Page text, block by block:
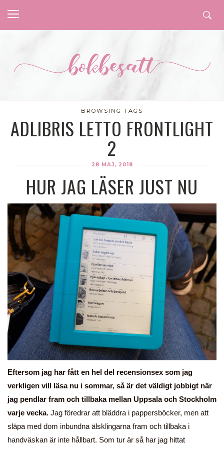
BROWSING TAGS
ADLIBRIS LETTO FRONTLIGHT
2
28 MAJ, 2018
HUR JAG LÄSER JUST NU
Eftersom jag har fått en hel del recensionsex som jag
verkligen vill läsa nu i sommar, så är det väldigt jobbigt när
jag pendlar fram och tillbaka mellan Uppsala och Stockholm
varje vecka. Jag föredrar att bläddra i pappersböcker, men att
släpa med dom inbundna älsklingarna fram och tillbaka i
handväskan är inte hållbart. Som tur är så har jag hittat